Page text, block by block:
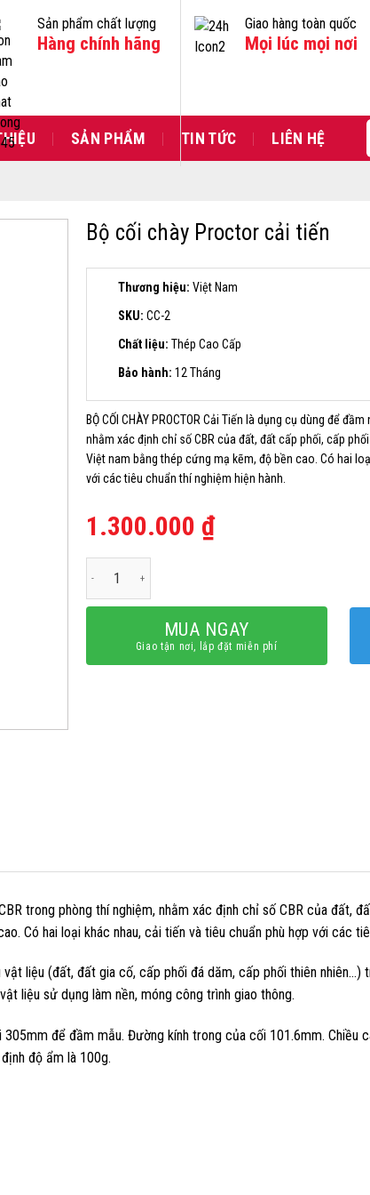
Sản phẩm chất lượng
Hàng chính hãng
Giao hàng toàn quốc
Mọi lúc mọi nơi
SẢN PHẨM TIN TỨC LIÊN HỆ
Bộ cối chày Proctor cải tiến
Thương hiệu: Việt Nam
SKU: CC-2
Chất liệu: Thép Cao Cấp
Bảo hành: 12 Tháng
BỘ CỐI CHÀY PROCTOR Cải Tiến là dụng cụ dùng để
nhằm xác định chỉ số CBR của đất, đất cấp phối, cấp
Việt nam bằng thép cứng mạ kẽm, độ bền cao. Có hai
với các tiêu chuẩn thí nghiệm hiện hành.
1.300.000 ₫
MUA NGAY
Giao tận nơi, lắp đặt miễn phí
trong phòng thí nghiệm, nhằm xác định chỉ số CBR của đất,
Có hai loại khác nhau, cải tiến và tiêu chuẩn phù hợp với các
liệu (đất, đất gia cố, cấp phối đá dăm, cấp phối thiên nhiên…)
liệu sử dụng làm nền, móng công trình giao thông.
để đầm mẫu. Đường kính trong của cối 101.6mm. Chiều
độ ẩm là 100g.